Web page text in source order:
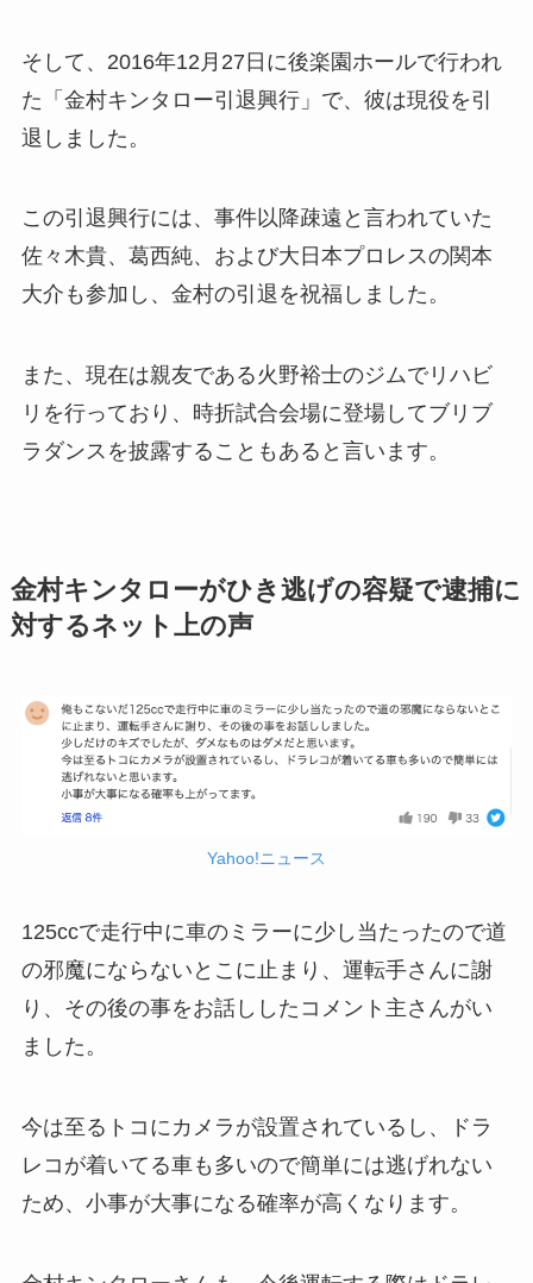
そして、2016年12月27日に後楽園ホールで行われ
た「金村キンタロー引退興行」で、彼は現役を引
退しました。
この引退興行には、事件以降疎遠と言われていた
佐々木貴、葛西純、および大日本プロレスの関本
大介も参加し、金村の引退を祝福しました。
また、現在は親友である火野裕士のジムでリハビ
リを行っており、時折試合会場に登場してブリブ
ラダンスを披露することもあると言います。
金村キンタローがひき逃げの容疑で逮捕に
対するネット上の声
Yahoo!ニュース
125ccで走行中に車のミラーに少し当たったので道
の邪魔にならないとこに止まり、運転手さんに謝
り、その後の事をお話ししたコメント主さんがい
ました。
今は至るトコにカメラが設置されているし、ドラ
レコが着いてる車も多いので簡単には逃げれない
ため、小事が大事になる確率が高くなります。